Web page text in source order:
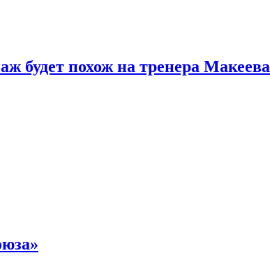
будет похож на тренера Макеева